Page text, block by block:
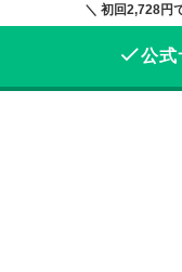
＼ 初回2,728円
公式